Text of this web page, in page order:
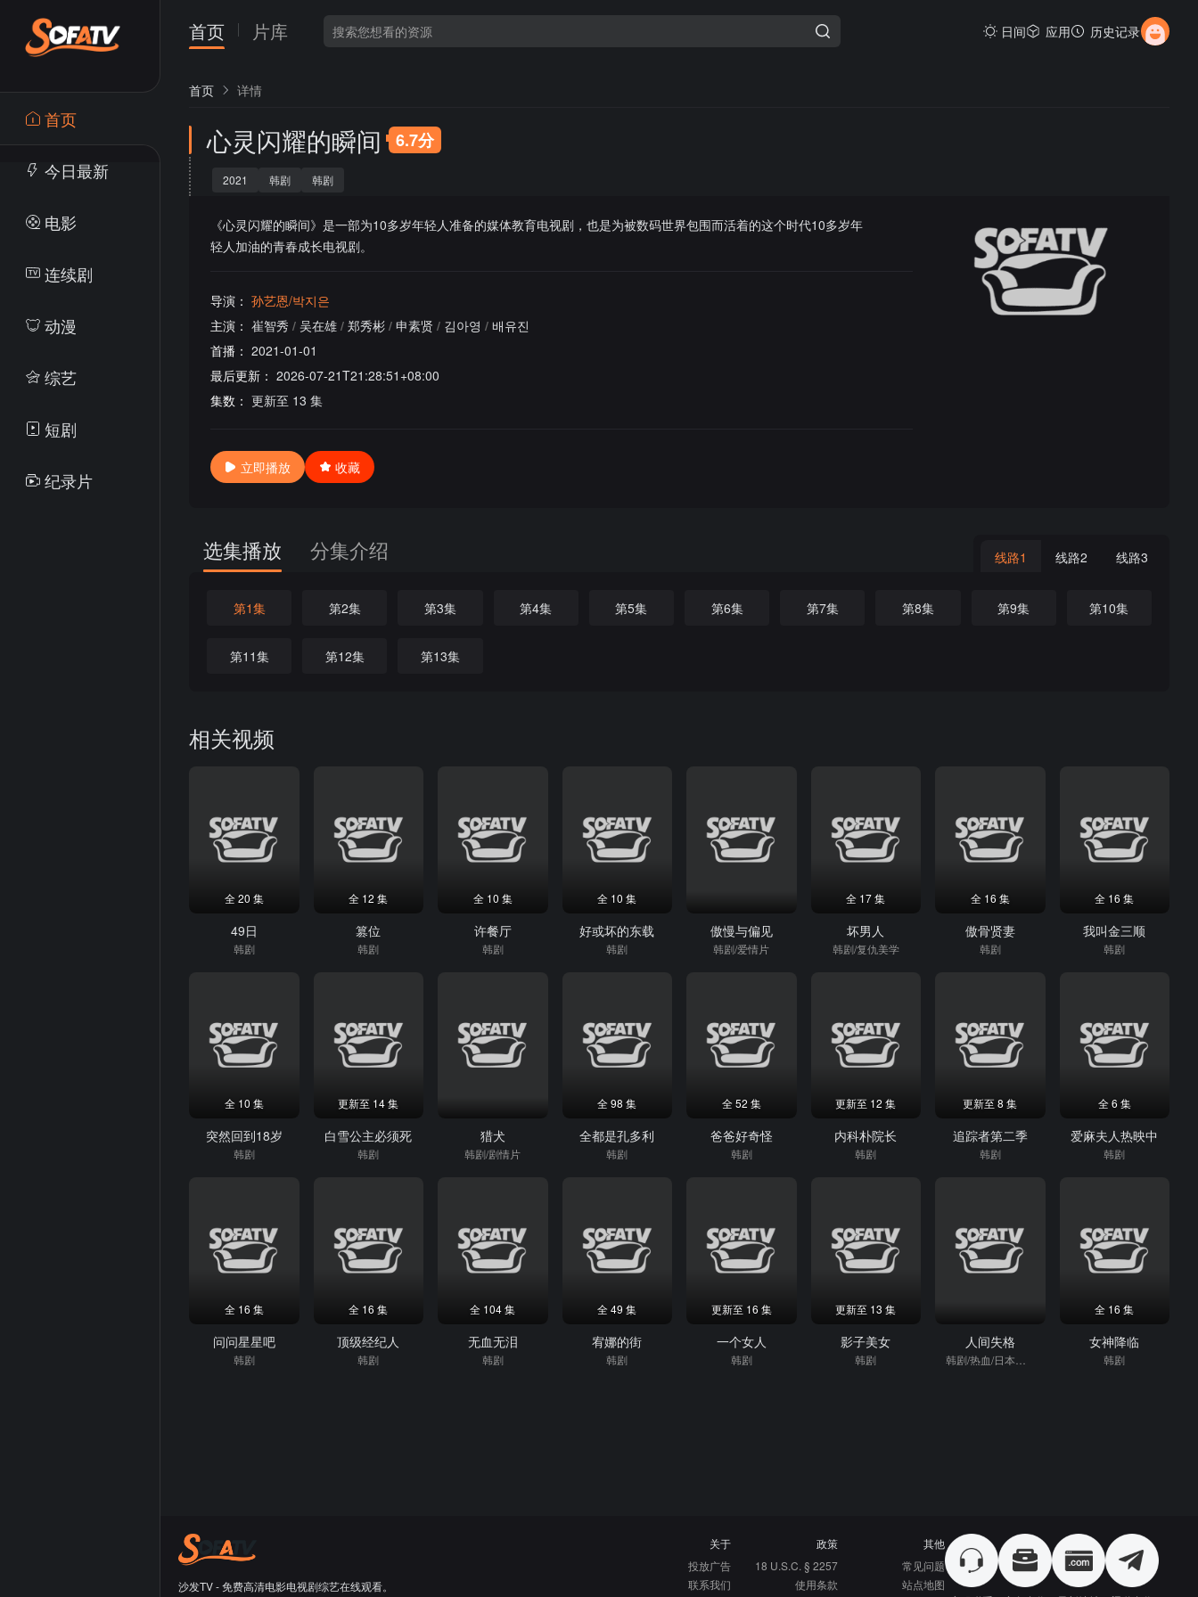
首页
今日最新
电影
连续剧
动漫
综艺
短剧
纪录片
首页 片库 日间 应用 历史记录
首页 详情
心灵闪耀的瞬间 6.7分
2021 韩剧 韩剧
《心灵闪耀的瞬间》是一部为10多岁年轻人准备的媒体教育电视剧，也是为被数码世界包围而活着的这个时代10多岁年
轻人加油的青春成长电视剧。
导演： 孙艺恩/박지은
主演： 崔智秀 / 吴在雄 / 郑秀彬 / 申素贤 / 김아영 / 배유진
首播： 2021-01-01
最后更新： 2026-07-21T21:28:51+08:00
集数： 更新至 13 集
立即播放 收藏
选集播放 分集介绍 线路1 线路2 线路3
第1集 第2集 第3集 第4集 第5集 第6集 第7集 第8集 第9集 第10集
第11集 第12集 第13集
相关视频
全 20 集
49日
韩剧
全 12 集
篡位
韩剧
全 10 集
许餐厅
韩剧
全 10 集
好或坏的东载
韩剧
傲慢与偏见
韩剧/爱情片
全 17 集
坏男人
韩剧/复仇美学
全 16 集
傲骨贤妻
韩剧
全 16 集
我叫金三顺
韩剧
全 10 集
突然回到18岁
韩剧
更新至 14 集
白雪公主必须死
韩剧
猎犬
韩剧/剧情片
全 98 集
全都是孔多利
韩剧
全 52 集
爸爸好奇怪
韩剧
更新至 12 集
内科朴院长
韩剧
更新至 8 集
追踪者第二季
韩剧
全 6 集
爱麻夫人热映中
韩剧
全 16 集
问问星星吧
韩剧
全 16 集
顶级经纪人
韩剧
全 104 集
无血无泪
韩剧
全 49 集
宥娜的街
韩剧
更新至 16 集
一个女人
韩剧
更新至 13 集
影子美女
韩剧
人间失格
全 16 集
女神降临
韩剧
沙发TV - 免费高清电影电视剧综艺在线观看。
关于
投放广告
联系我们
政策
18 U.S.C. § 2257
使用条款
其他
常见问题
站点地图